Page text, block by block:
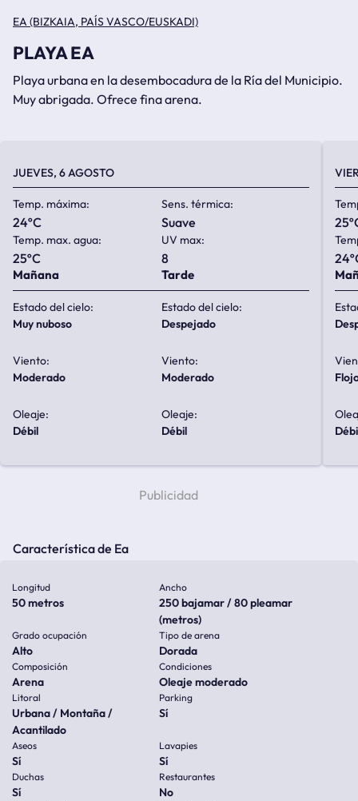
EA (BIZKAIA, PAÍS VASCO/EUSKADI)
PLAYA EA
Playa urbana en la desembocadura de la Ría del Municipio.
Muy abrigada. Ofrece fina arena.
JUEVES, 6 AGOSTO
Temp. máxima:
24ºC
Sens. térmica:
suave
Temp. max. agua:
25ºC
UV max:
8
Mañana
Estado del cielo:
muy nuboso
Viento:
moderado
Oleaje:
débil
Tarde
Estado del cielo:
despejado
Viento:
moderado
Oleaje:
débil
Característica de Ea
Longitud
50 metros
Ancho
250 bajamar / 80 pleamar
(metros)
Grado ocupación
Alto
Tipo de arena
Dorada
Composición
Arena
Condiciones
Oleaje moderado
Litoral
Urbana / Montaña /
Acantilado
Parking
Sí
Aseos
Sí
Lavapies
Sí
Duchas
Sí
Restaurantes
No